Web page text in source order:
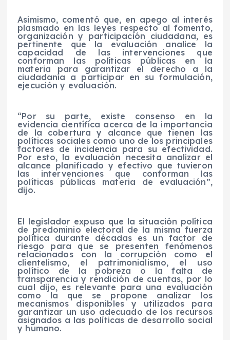
Asimismo, comentó que, en apego al interés
plasmado en las leyes respecto al fomento,
organización y participación ciudadana, es
pertinente que la evaluación analice la
capacidad de las intervenciones que
conforman las políticas públicas en la
materia para garantizar el derecho a la
ciudadanía a participar en su formulación,
ejecución y evaluación.
“Por su parte, existe consenso en la
evidencia científica acerca de la importancia
de la cobertura y alcance que tienen las
políticas sociales como uno de los principales
factores de incidencia para su efectividad.
Por esto, la evaluación necesita analizar el
alcance planificado y efectivo que tuvieron
las intervenciones que conforman las
políticas públicas materia de evaluación”,
dijo.
El legislador expuso que la situación política
de predominio electoral de la misma fuerza
política durante décadas es un factor de
riesgo para que se presenten fenómenos
relacionados con la corrupción como el
clientelismo, el patrimonialismo, el uso
político de la pobreza o la falta de
transparencia y rendición de cuentas, por lo
cual dijo, es relevante para una evaluación
como la que se propone analizar los
mecanismos disponibles y utilizados para
garantizar un uso adecuado de los recursos
asignados a las políticas de desarrollo social
y humano.